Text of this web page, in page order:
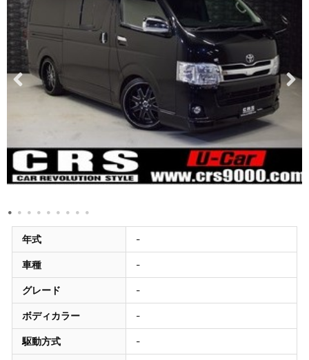
年式 -
車種 -
グレード -
ボディカラー -
駆動方式 -